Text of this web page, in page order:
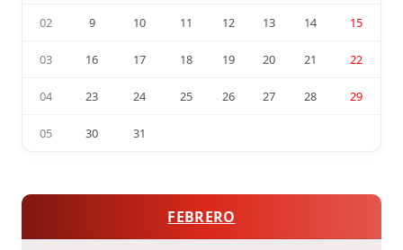
02 9 10 11 12 13 14 15
03 16 17 18 19 20 21 22
04 23 24 25 26 27 28 29
05 30 31
FEBRERO